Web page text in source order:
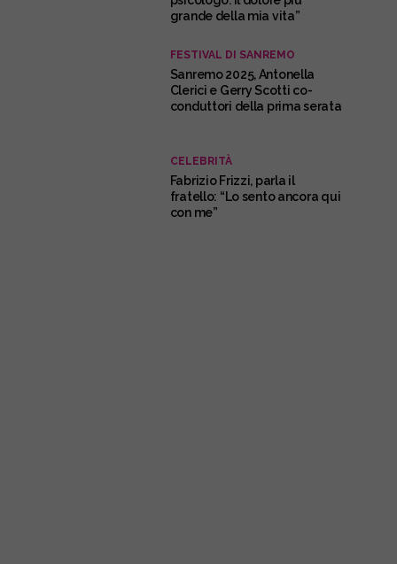
grande della mia vita”
FESTIVAL DI SANREMO
Sanremo 2025, Antonella
Clerici e Gerry Scotti co-
conduttori della prima serata
CELEBRITÀ
Fabrizio Frizzi, parla il
fratello: “Lo sento ancora qui
con me”